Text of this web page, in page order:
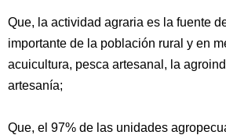
Que, la actividad agraria es la fuente
importante de la población rural y en
acuicultura, pesca artesanal, la
artesanía;
Que, el 97% de las unidades